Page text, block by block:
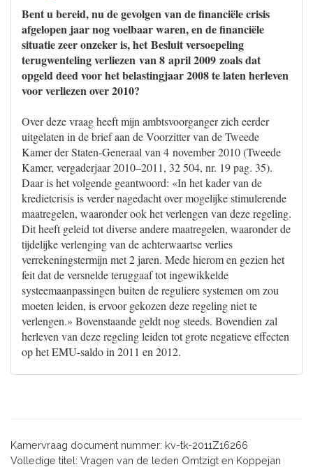
Bent u bereid, nu de gevolgen van de financiële crisis
afgelopen jaar nog voelbaar waren, en de financiële
situatie zeer onzeker is, het Besluit versoepeling
terugwenteling verliezen van 8 april 2009 zoals dat
opgeld deed voor het belastingjaar 2008 te laten herleven
voor verliezen over 2010?
Over deze vraag heeft mijn ambtsvoorganger zich eerder
uitgelaten in de brief aan de Voorzitter van de Tweede
Kamer der Staten-Generaal van 4 november 2010 (Tweede
Kamer, vergaderjaar 2010–2011, 32 504, nr. 19 pag. 35).
Daar is het volgende geantwoord: «In het kader van de
kredietcrisis is verder nagedacht over mogelijke stimulerende
maatregelen, waaronder ook het verlengen van deze regeling.
Dit heeft geleid tot diverse andere maatregelen, waaronder de
tijdelijke verlenging van de achterwaartse verlies
verrekeningstermijn met 2 jaren. Mede hierom en gezien het
feit dat de versnelde teruggaaf tot ingewikkelde
systeemaanpassingen buiten de reguliere systemen om zou
moeten leiden, is ervoor gekozen deze regeling niet te
verlengen.» Bovenstaande geldt nog steeds. Bovendien zal
herleven van deze regeling leiden tot grote negatieve effecten
op het EMU-saldo in 2011 en 2012.
Kamervraag document nummer: kv-tk-2011Z16266
Volledige titel: Vragen van de leden Omtzigt en Koppejan